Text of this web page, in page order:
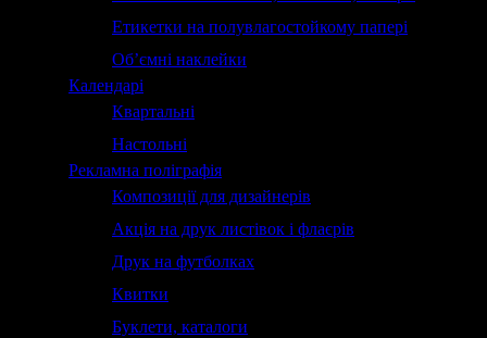
Етикетки на полувлагостойкому папері
Об’ємні наклейки
Календарі
Квартальні
Настольні
Рекламна поліграфія
Композиції для дизайнерів
Акція на друк листівок і флаєрів
Друк на футболках
Квитки
Буклети, каталоги